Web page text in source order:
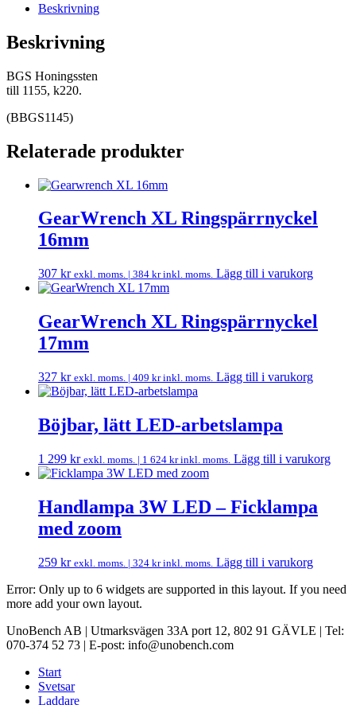
Beskrivning
Beskrivning
BGS Honingssten
till 1155, k220.
(BBGS1145)
Relaterade produkter
GearWrench XL Ringspärrnyckel
16mm
307 kr exkl. moms. | 384 krinkl. moms. Lägg till i varukorg
GearWrench XL Ringspärrnyckel
17mm
327 kr exkl. moms. | 409 krinkl. moms. Lägg till i varukorg
Böjbar, lätt LED-arbetslampa
1 299 kr exkl. moms. | 1 624 krinkl. moms. Lägg till i varukorg
Handlampa 3W LED – Ficklampa
med zoom
259 kr exkl. moms. | 324 krinkl. moms. Lägg till i varukorg
Error: Only up to 6 widgets are supported in this layout. If you need
more add your own layout.
UnoBench AB | Utmarksvägen 33A port 12, 802 91 GÄVLE | Tel:
070-374 52 73 | E-post: info@unobench.com
Start
Svetsar
Laddare